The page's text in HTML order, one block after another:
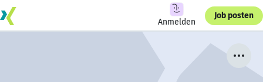
Anmelden
Job posten